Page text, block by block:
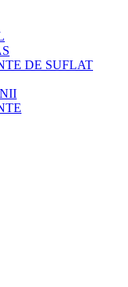
DE SUFLAT